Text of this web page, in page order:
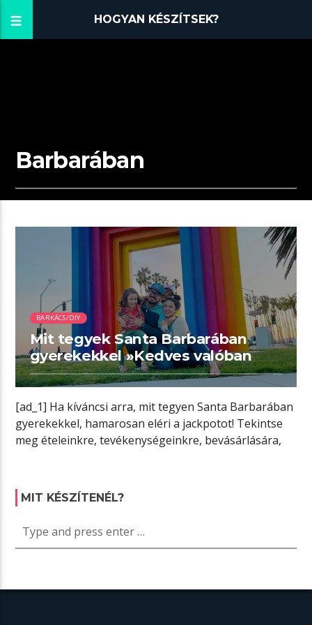
HOGYAN KÉSZÍTSEK?
Barbarában
05:51 READ TIME
BARKÁCS/DIY
Mit tegyek Santa Barbarában
gyerekekkel »Kedves valóban
[ad_1] Ha kíváncsi arra, mit tegyen Santa Barbarában
gyerekekkel, hamarosan eléri a jackpotot! Tekintse
meg ételeinkre, tevékenységeinkre, bevásárlására,
MIT KÉSZÍTENÉL?